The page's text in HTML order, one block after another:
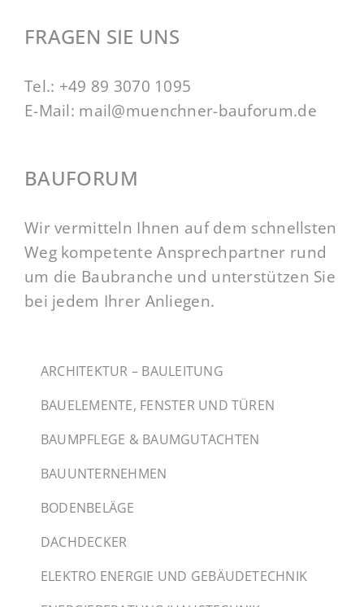
FRAGEN SIE UNS
Tel.: +49 89 3070 1095
E-Mail: mail@muenchner-bauforum.de
BAUFORUM
Wir vermitteln Ihnen auf dem schnellsten
Weg kompetente Ansprechpartner rund
um die Baubranche und unterstützen Sie
bei jedem Ihrer Anliegen.
ARCHITEKTUR – BAULEITUNG
BAUELEMENTE, FENSTER UND TÜREN
BAUMPFLEGE & BAUMGUTACHTEN
BAUUNTERNEHMEN
BODENBELÄGE
DACHDECKER
ELEKTRO ENERGIE UND GEBÄUDETECHNIK